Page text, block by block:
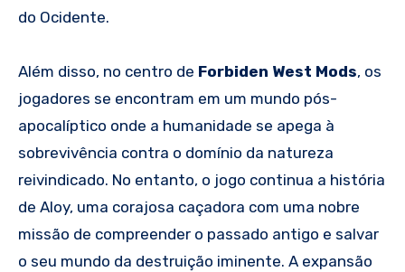
do Ocidente.
Além disso, no centro de Forbiden West Mods, os
jogadores se encontram em um mundo pós-
apocalíptico onde a humanidade se apega à
sobrevivência contra o domínio da natureza
reivindicado. No entanto, o jogo continua a história
de Aloy, uma corajosa caçadora com uma nobre
missão de compreender o passado antigo e salvar
o seu mundo da destruição iminente. A expansão